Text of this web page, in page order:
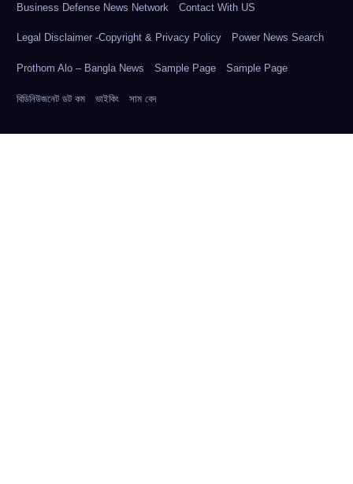
Business Defense News Network Contact With US
Legal Disclaimer -Copyright & Privacy Policy Power News Search
Prothom Alo – Bangla News Sample Page Sample Page
বিডিনিউজনেট ডট কম ভাইকিং সাম বেদ